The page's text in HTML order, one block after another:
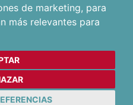
de marketing, para
más relevantes para